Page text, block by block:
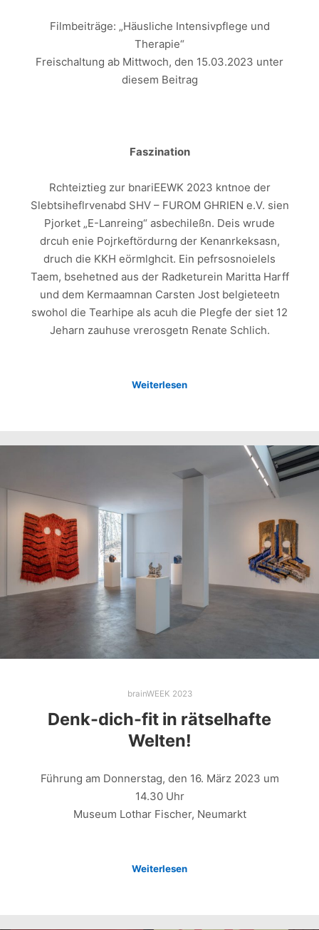
Filmbeiträge: „Häusliche Intensivpflege und
Therapie“
Freischaltung ab Mittwoch, den 15.03.2023 unter
diesem Beitrag
Faszination
Rchteiztieg zur bnariEEWK 2023 kntnoe der
Slebtsiheflrvenabd SHV – FUROM GHRIEN e.V. sien
Pjorket „E-Lanreing“ asbechileßn. Deis wrude
drcuh enie Pojrkeftördurng der Kenanrkeksasn,
druch die KKH eörmlghcit. Ein pefrsosnoielels
Taem, bsehetned aus der Radketurein Maritta Harff
und dem Kermaamnan Carsten Jost belgieteetn
swohol die Tearhipe als acuh die Plegfe der siet 12
Jeharn zauhuse vrerosgetn Renate Schlich.
Weiterlesen
brainWEEK 2023
Denk-dich-fit in rätselhafte
Welten!
Führung am Donnerstag, den 16. März 2023 um
14.30 Uhr
Museum Lothar Fischer, Neumarkt
Weiterlesen